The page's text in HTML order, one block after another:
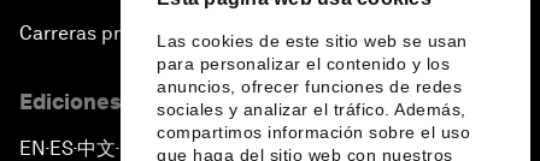
Las cookies de este sitio web se usan
para personalizar el contenido y los
anuncios, ofrecer funciones de redes
sociales y analizar el tráfico. Además,
compartimos información sobre el uso
que haga del sitio web con nuestros
Carreras profesionales
Ediciones en otros idiomas
EN ▪ES▪中文▪ 日本語